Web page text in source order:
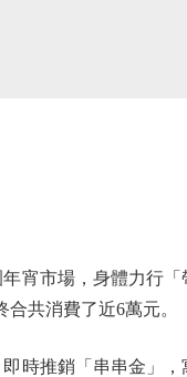
市場，身體力行「
共消費了近6萬元。
推銷「串串金」，